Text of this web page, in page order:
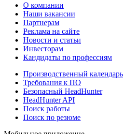
О компании
Наши вакансии
Партнерам
Реклама на сайте
Новости и статьи
Инвесторам
Кандидаты по профессиям
Производственный календарь
Требования к ПО
Безопасный HeadHunter
HeadHunter API
Поиск работы
Поиск по резюме